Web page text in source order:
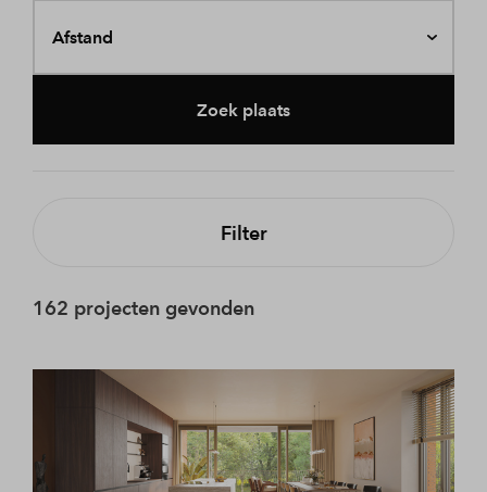
Afstand
Zoek plaats
Filter
162 projecten gevonden